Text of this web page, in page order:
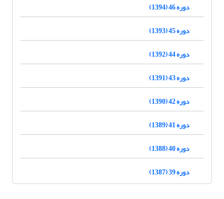
دوره 46 (1394)
دوره 45 (1393)
دوره 44 (1392)
دوره 43 (1391)
دوره 42 (1390)
دوره 41 (1389)
دوره 40 (1388)
دوره 39 (1387)